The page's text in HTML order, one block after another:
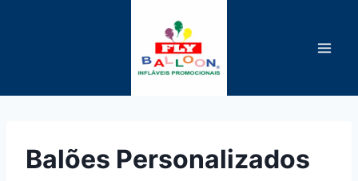
Balões Personalizados